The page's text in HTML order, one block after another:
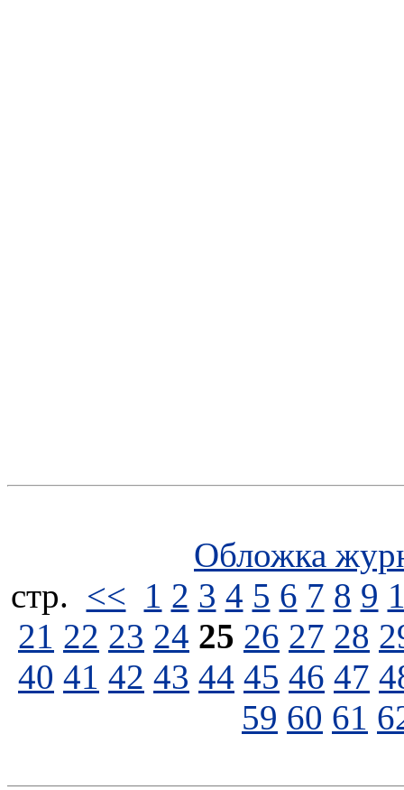
Обложка
стp. << 1 2 3 4 5 6 7 8 9
21 22 23 24 25 26 27 28
40 41 42 43 44 45 46 47
59 60 61